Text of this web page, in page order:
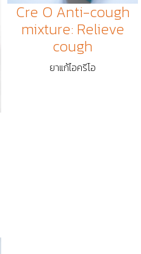
Cre O Anti-cough
mixture: Relieve
cough
ยาแก้ไอครีโอ